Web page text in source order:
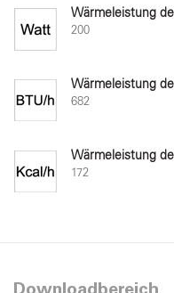
Wärmeleistung
200
Wärmeleistung
682
Wärmeleistung
172